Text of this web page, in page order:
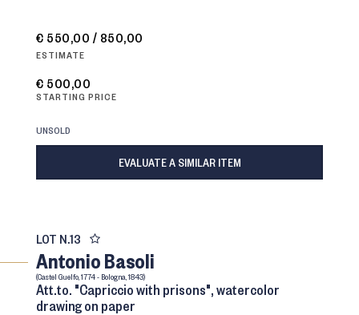
LOT N. 13
Antonio Basoli
(Castel Guelfo, 1774 - Bologna, 1843)
Att.to. "Capriccio with prisons", watercolor
drawing on paper
€ 550,00 / 850,00
ESTIMATE
€ 500,00
STARTING PRICE
UNSOLD
EVALUATE A SIMILAR ITEM